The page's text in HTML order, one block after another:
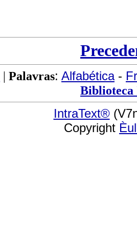
| Palavras: Alfabética-
IntraText®
Copyright